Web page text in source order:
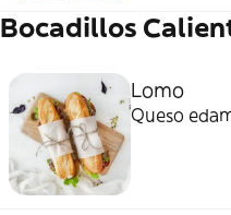
Bocadillos
Lomo
Queso